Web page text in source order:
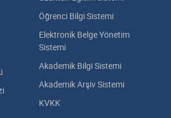
Öğrenci Bilgi Sistemi
Elektronik Belge Yönetim
Sistemi
Akademik Bilgi Sistemi
Akademik Arşiv Sistemi
KVKK